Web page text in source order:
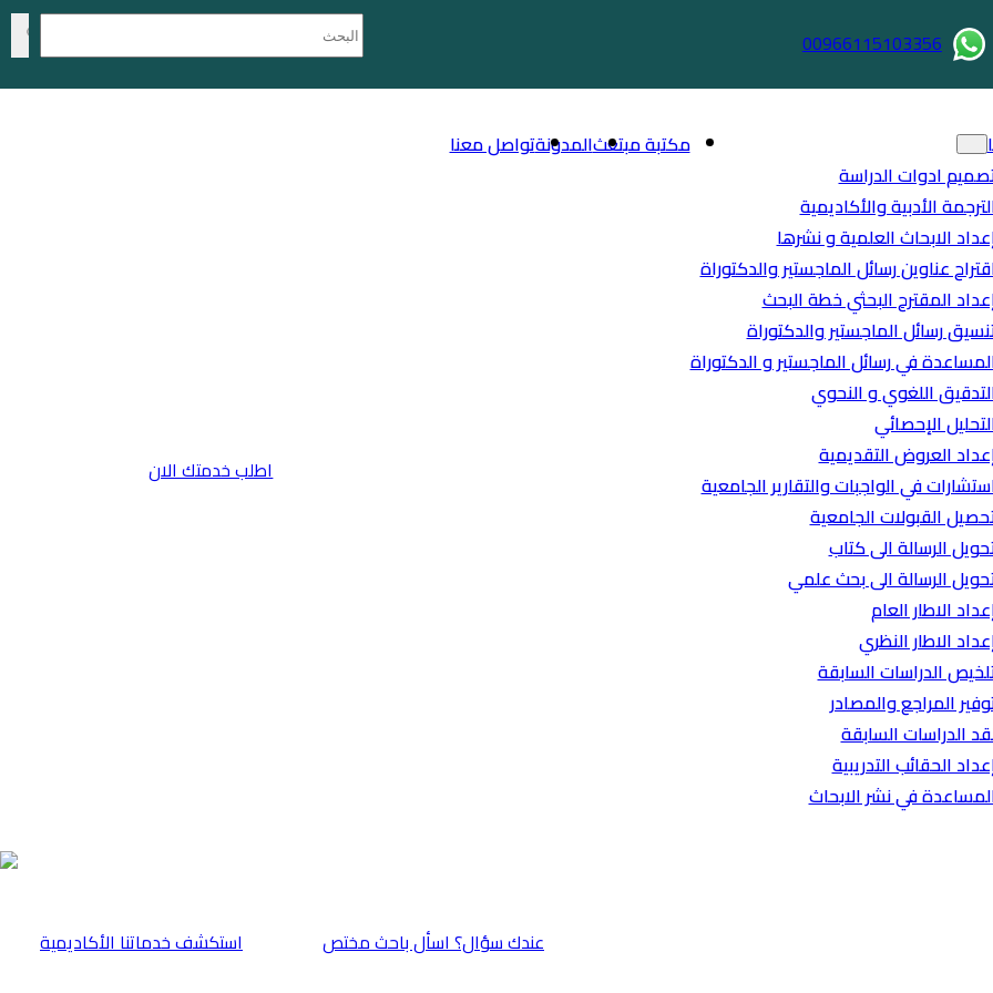
00966115103356
ادوات الدراسة
الأدبية والأكاديمية
الابحاث العلمية و نشرها
عناوين رسائل الماجستير والدكتوراة
المقترح البحثي خطة البحث
رسائل الماجستير والدكتوراة
في رسائل الماجستير و الدكتوراة
اللغوي و النحوي
الإحصائي
العروض التقديمية
في الواجبات والتقارير الجامعية
القبولات الجامعية
الرسالة الى كتاب
الرسالة الى بحث علمي
الاطار العام
الاطار النظري
الدراسات السابقة
المراجع والمصادر
الدراسات السابقة
الحقائب التدريبية
في نشر الابحاث
مكتبة مبتعثالمدونةتواصل معنا
اطلب خدمتك الان
⁠استكشف خدماتنا الأكاديمية عندك سؤال؟ اسأل باحث مختص